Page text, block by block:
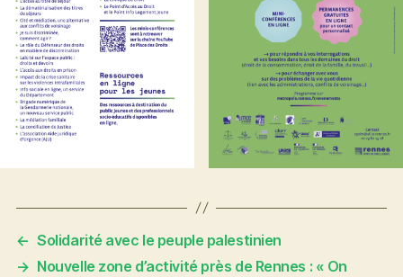
← Solidarité avec le peuple palestinien
→ Nouvelle zone d’activité près de Rennes : « On